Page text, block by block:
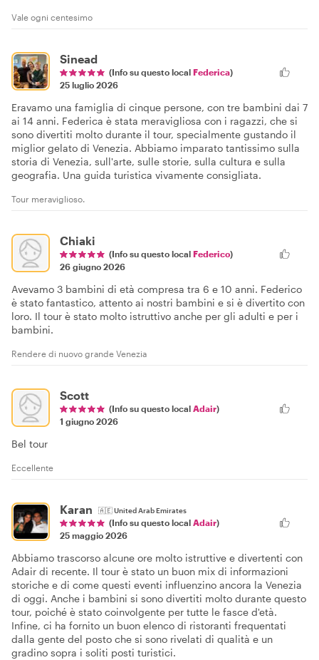
Vale ogni centesimo
Sinead
(Info su questo local Federica)
25 luglio 2026
Eravamo una famiglia di cinque persone, con tre bambini dai 7
ai 14 anni. Federica è stata meravigliosa con i ragazzi, che si
sono divertiti molto durante il tour, specialmente gustando il
miglior gelato di Venezia. Abbiamo imparato tantissimo sulla
storia di Venezia, sull'arte, sulle storie, sulla cultura e sulla
geografia. Una guida turistica vivamente consigliata.
Tour meraviglioso.
Chiaki
(Info su questo local Federico)
26 giugno 2026
Avevamo 3 bambini di età compresa tra 6 e 10 anni. Federico
è stato fantastico, attento ai nostri bambini e si è divertito con
loro. Il tour è stato molto istruttivo anche per gli adulti e per i
bambini.
Rendere di nuovo grande Venezia
Scott
(Info su questo local Adair)
1 giugno 2026
Bel tour
Eccellente
Karan 🇦🇪United Arab Emirates
(Info su questo local Adair)
25 maggio 2026
Abbiamo trascorso alcune ore molto istruttive e divertenti con
Adair di recente. Il tour è stato un buon mix di informazioni
storiche e di come questi eventi influenzino ancora la Venezia
di oggi. Anche i bambini si sono divertiti molto durante questo
tour, poiché è stato coinvolgente per tutte le fasce d'età.
Infine, ci ha fornito un buon elenco di ristoranti frequentati
dalla gente del posto che si sono rivelati di qualità e un
gradino sopra i soliti posti turistici.